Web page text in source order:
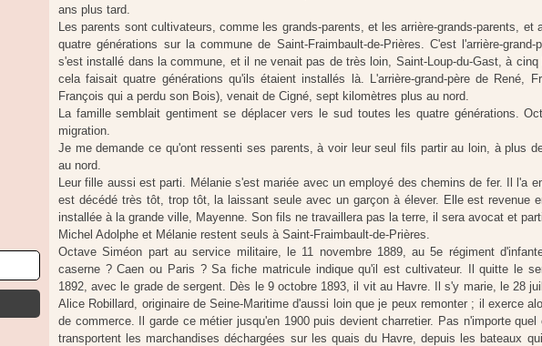
ans plus tard.
Les parents sont cultivateurs, comme les grands-parents, et les arrière-grands-parents, et
quatre générations sur la commune de Saint-Fraimbault-de-Prières. C'est l'arrière-grand-
s'est installé dans la commune, et il ne venait pas de très loin, Saint-Loup-du-Gast, à
cela faisait quatre générations qu'ils étaient installés là. L'arrière-grand-père de René,
François qui a perdu son Bois), venait de Cigné, sept kilomètres plus au nord.
La famille semblait gentiment se déplacer vers le sud toutes les quatre générations.
migration.
Je me demande ce qu'ont ressenti ses parents, à voir leur seul fils partir au loin, à plus
au nord.
Leur fille aussi est parti. Mélanie s'est mariée avec un employé des chemins de fer. Il l'a
est décédé très tôt, trop tôt, la laissant seule avec un garçon à élever. Elle est revenue
installée à la grande ville, Mayenne. Son fils ne travaillera pas la terre, il sera avocat et
Michel Adolphe et Mélanie restent seuls à Saint-Fraimbault-de-Prières.
Octave Siméon part au service militaire, le 11 novembre 1889, au 5e régiment
caserne ? Caen ou Paris ? Sa fiche matricule indique qu'il est cultivateur. Il quitte le
1892, avec le grade de sergent. Dès le 9 octobre 1893, il vit au Havre. Il s'y marie, le 28
Alice Robillard, originaire de Seine-Maritime d'aussi loin que je peux remonter ; il exerce
de commerce. Il garde ce métier jusqu'en 1900 puis devient charretier. Pas n'importe quel
transportent les marchandises déchargées sur les quais du Havre, depuis les bateaux